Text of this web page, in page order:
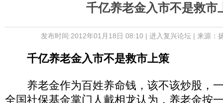
千亿养老金入市不是救市
发布时间:2012年01月18日 08:10 | 进入复兴论坛| 来源：
千亿养老金入市不是救市上策
养老金作为百姓养命钱，该不该炒股，
全国社保基金掌门人戴相龙认为，养老金按